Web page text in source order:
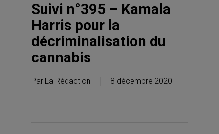
Suivi n°395 – Kamala
Harris pour la
décriminalisation du
cannabis
Par La Rédaction 8 décembre 2020